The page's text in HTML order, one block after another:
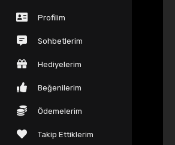
Profilim
Sohbetlerim
Hediyelerim
Beğenilerim
Ödemelerim
Takip Ettiklerim